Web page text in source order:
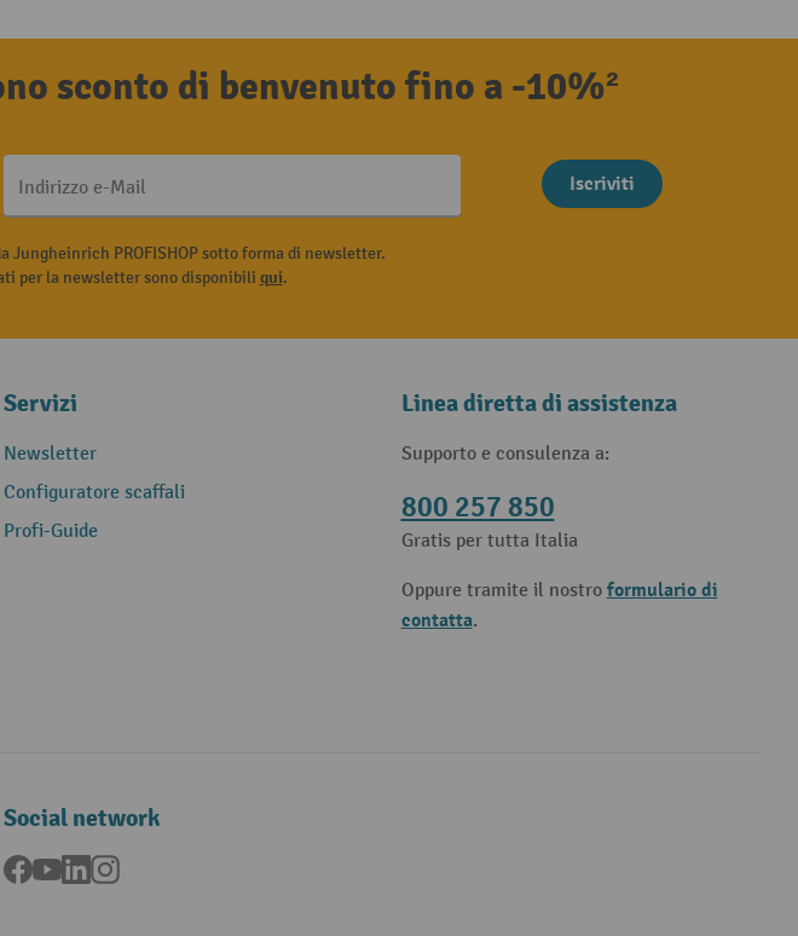
sconto di benvenuto fino a -10%²
Indirizzo e-Mail Iscriviti
PROFISHOP sotto forma di newsletter.
per la newsletter sono disponibili qui.
Servizi
Newsletter
Configuratore scaffali
Profi-Guide
Linea diretta di assistenza
Supporto e consulenza a:
800 257 850
Gratis per tutta Italia
Oppure tramite il nostro formulario di
contatta.
Social network
Facebook
YouTubeLinkedInInstagram